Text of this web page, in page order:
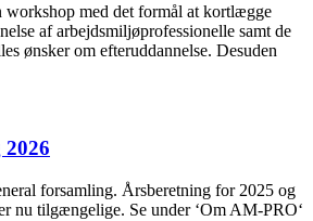
med det formål at kortlægge
af arbejdsmiljøprofessionelle samt de
ønsker om efteruddannelse. Desuden
forsamling. Årsberetning for 2025 og
nu tilgængelige. Se under ‘Om AM-PRO‘